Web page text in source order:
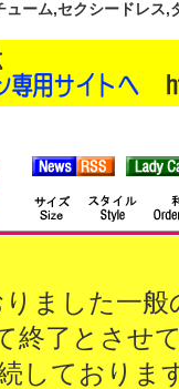
ーム,セクシードレス
ました一
終了とさせ
しておりま